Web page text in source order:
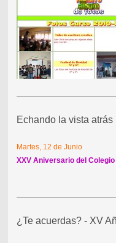
Echando la vista atrás
Martes, 12 de Junio
XXV Aniversario del Colegio
¿Te acuerdas? - XV